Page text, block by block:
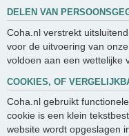
DELEN VAN
Coha.nl verstrekt
voor de uitvoering van
voldoen aan een wettelijke
COOKIES, OF
Coha.nl gebruikt
cookie is een klein
website wordt opgeslagen